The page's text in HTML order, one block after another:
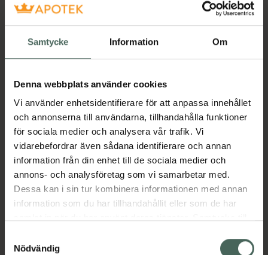
Samtycke Information Om
Denna webbplats använder cookies
Vi använder enhetsidentifierare för att anpassa innehållet
och annonserna till användarna, tillhandahålla funktioner
för sociala medier och analysera vår trafik. Vi
vidarebefordrar även sådana identifierare och annan
information från din enhet till de sociala medier och
annons- och analysföretag som vi samarbetar med.
Dessa kan i sin tur kombinera informationen med annan
information som du har tillhandahållit eller som de har
återkalla ditt samtycke via webbplatsens
Nödvändig
Kosttillskott bör inte ersätta en
livsstil. Förvaras utom räckhåll för
Lättupptagligt B12 med nordiska vilda blåbär
Det här tillskottet använder en lättupptaglig
form av Vitamin B12 blandat med
handplockade vilda nordiska blåbär fulla med
naturliga flavonider och en fräsch bärsmak. Ta
den direkt från stickan, strö den på din frukost
eller häll i en smoothie.
Jämförpris 14,92 kr/st
EAN:05710789003592